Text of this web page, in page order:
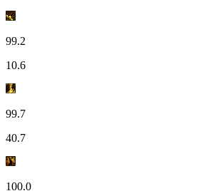
99.2
10.6
99.7
40.7
100.0